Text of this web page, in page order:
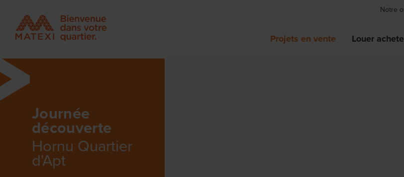
Notre
Projets en vente Louer
Journée
découverte
Hornu Quartier
d'Apt